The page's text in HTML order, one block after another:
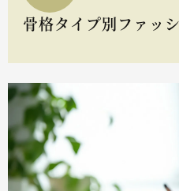
骨格タイプ別ファッ